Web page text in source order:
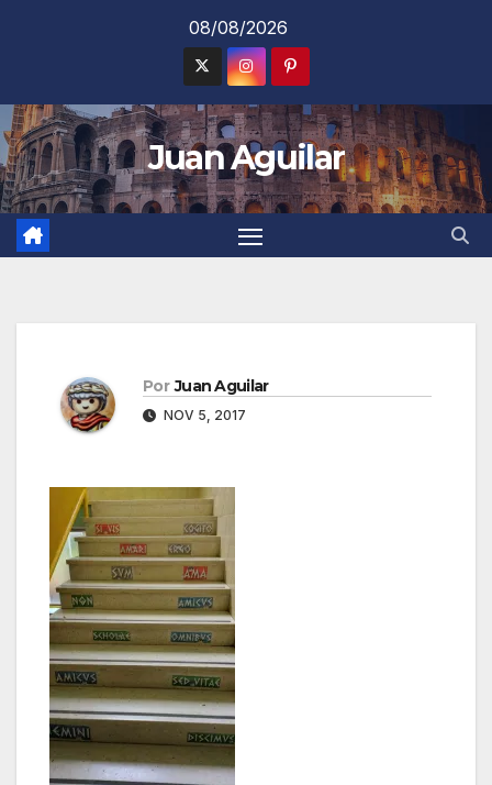
08/08/2026
Juan Aguilar
Por Juan Aguilar
NOV 5, 2017